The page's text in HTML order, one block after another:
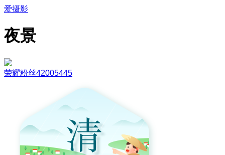
爱摄影
夜景
荣耀粉丝42005445